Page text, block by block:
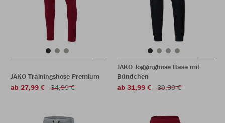
JAKO Trainingshose Premium
ab 27,99 €
34,99 €
JAKO Jogginghose Base mit
Bündchen
ab 31,99 €
39,99 €